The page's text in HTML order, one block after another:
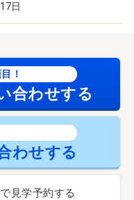
日
！
合わせする
わせする
見学予約する